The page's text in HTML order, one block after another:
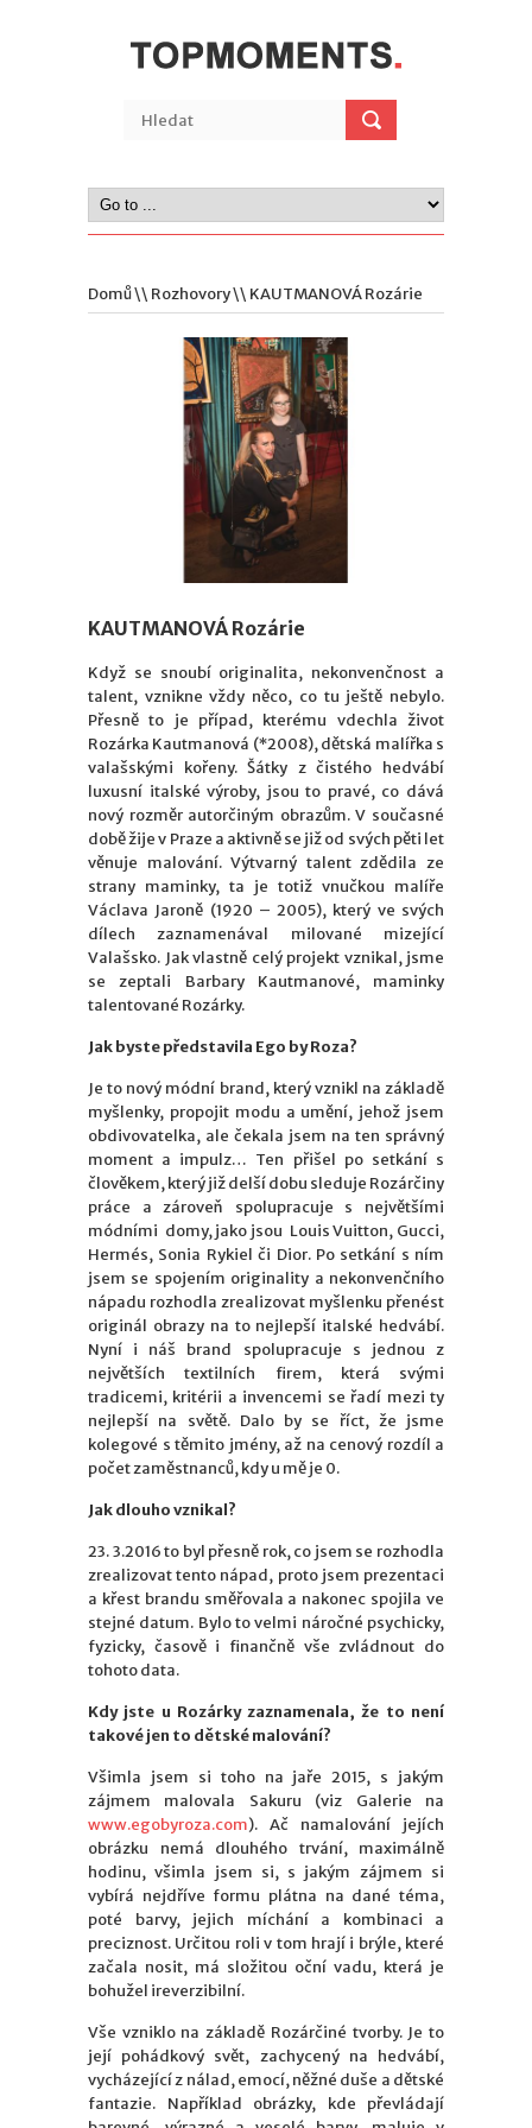
Domů\\ Rozhovory\\ KAUTMANOVÁ Rozárie
KAUTMANOVÁ Rozárie
Když se snoubí originalita, nekonvenčnost a
talent, vznikne vždy něco, co tu ještě nebylo.
Přesně to je případ, kterému vdechla život
Rozárka Kautmanová (*2008), dětská malířka s
valašskými kořeny. Šátky z čistého hedvábí
luxusní italské výroby, jsou to pravé, co dává
nový rozměr autorčiným obrazům. V současné
době žije v Praze a aktivně se již od svých pěti let
věnuje malování. Výtvarný talent zdědila ze
strany maminky, ta je totiž vnučkou malíře
Václava Jaroně (1920 – 2005), který ve svých
dílech zaznamenával milované mizející
Valašsko. Jak vlastně celý projekt vznikal, jsme
se zeptali Barbary Kautmanové, maminky
talentované Rozárky.
Jak byste představila Ego by Roza?
Je to nový módní brand, který vznikl na základě
myšlenky, propojit modu a umění, jehož jsem
obdivovatelka, ale čekala jsem na ten správný
moment a impulz… Ten přišel po setkání s
člověkem, který již delší dobu sleduje Rozárčiny
práce a zároveň spolupracuje s největšími
módními domy, jako jsou Louis Vuitton, Gucci,
Hermés, Sonia Rykiel či Dior. Po setkání s ním
jsem se spojením originality a nekonvenčního
nápadu rozhodla zrealizovat myšlenku přenést
originál obrazy na to nejlepší italské hedvábí.
Nyní i náš brand spolupracuje s jednou z
největších textilních firem, která svými
tradicemi, kritérii a invencemi se řadí mezi ty
nejlepší na světě. Dalo by se říct, že jsme
kolegové s těmito jmény, až na cenový rozdíl a
počet zaměstnanců, kdy u mě je 0.
Jak dlouho vznikal?
23. 3.2016 to byl přesně rok, co jsem se rozhodla
zrealizovat tento nápad, proto jsem prezentaci
a křest brandu směřovala a nakonec spojila ve
stejné datum. Bylo to velmi náročné psychicky,
fyzicky, časově i finančně vše zvládnout do
tohoto data.
Kdy jste u Rozárky zaznamenala, že to není
takové jen to dětské malování?
Všimla jsem si toho na jaře 2015, s jakým
zájmem malovala Sakuru (viz Galerie na
www.egobyroza.com). Ač namalování jejích
obrázku nemá dlouhého trvání, maximálně
hodinu, všimla jsem si, s jakým zájmem si
vybírá nejdříve formu plátna na dané téma,
poté barvy, jejich míchání a kombinaci a
preciznost. Určitou roli v tom hrají i brýle, které
začala nosit, má složitou oční vadu, která je
bohužel ireverzibilní.
Vše vzniklo na základě Rozárčiné tvorby. Je to
její pohádkový svět, zachycený na hedvábí,
vycházející z nálad, emocí, něžné duše a dětské
fantazie. Například obrázky, kde převládají